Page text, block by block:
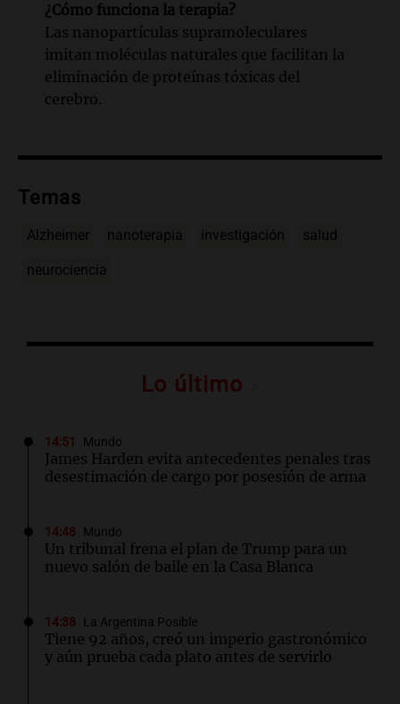
¿Cómo funciona la terapia?
Las nanopartículas supramoleculares
imitan moléculas naturales que facilitan la
eliminación de proteínas tóxicas del
cerebro.
Temas
Alzheimer nanoterapia investigación salud
neurociencia
Lo último
14:51 Mundo
James Harden evita antecedentes penales tras
desestimación de cargo por posesión de arma
14:48 Mundo
Un tribunal frena el plan de Trump para un
nuevo salón de baile en la Casa Blanca
14:38 La Argentina Posible
Tiene 92 años, creó un imperio gastronómico
y aún prueba cada plato antes de servirlo